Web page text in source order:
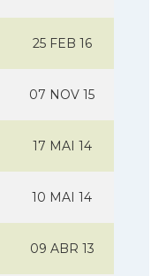
25 FEB 16
07 NOV 15
17 MAI 14
10 MAI 14
09 ABR 13